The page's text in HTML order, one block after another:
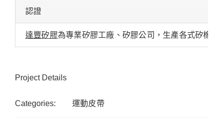
認證
達豐矽膠為專業矽膠工廠、矽膠公司，生產各式矽橡
Project Details
Categories: 運動皮帶